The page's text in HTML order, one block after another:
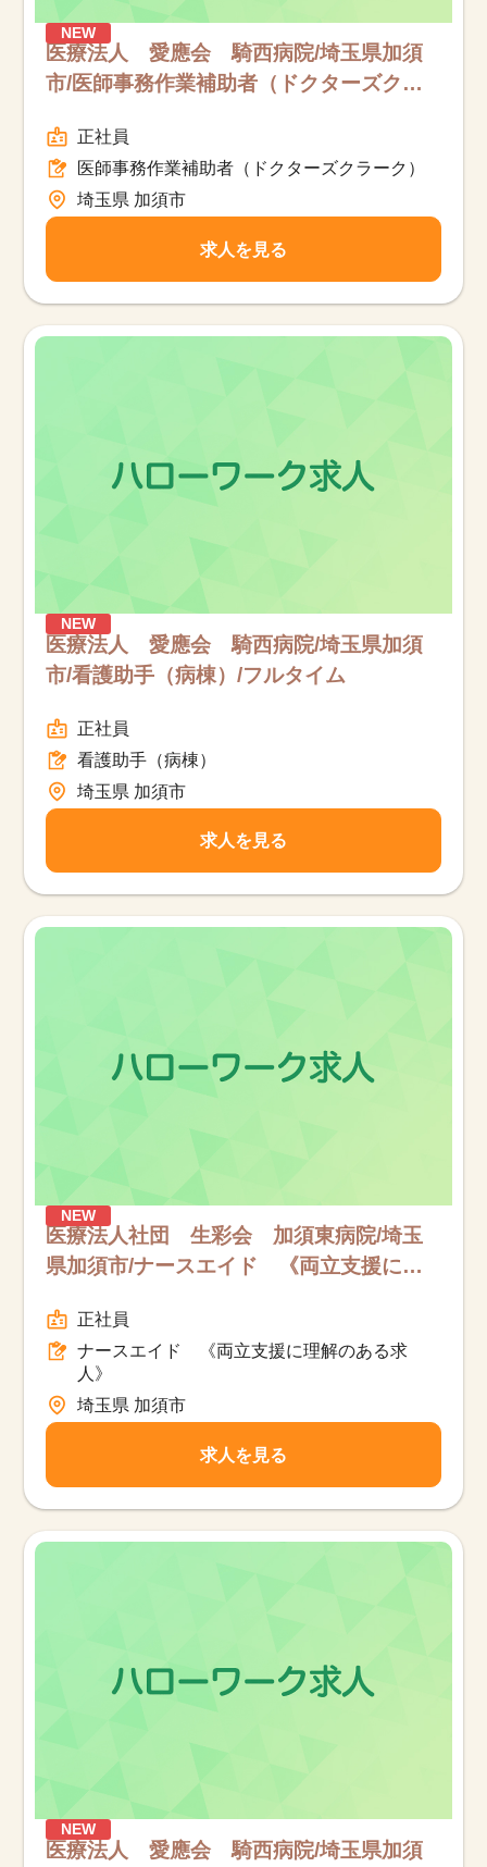
NEW
医療法人 愛應会 騎西病院/埼玉県加須
市/医師事務作業補助者（ドクターズク
正社員
医師事務作業補助者（ドクターズクラーク）
埼玉県 加須市
求人を見る
NEW
医療法人 愛應会 騎西病院/埼玉県加須
市/看護助手（病棟）/フルタイム
正社員
看護助手（病棟）
埼玉県 加須市
求人を見る
NEW
医療法人社団 生彩会 加須東病院/埼玉
県加須市/ナースエイド 《両立支援に理
正社員
ナースエイド 《両立支援に理解のある求
人》
埼玉県 加須市
求人を見る
NEW
医療法人 愛應会 騎西病院/埼玉県加須